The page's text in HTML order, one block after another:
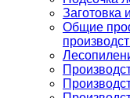
Заготовка
Общие